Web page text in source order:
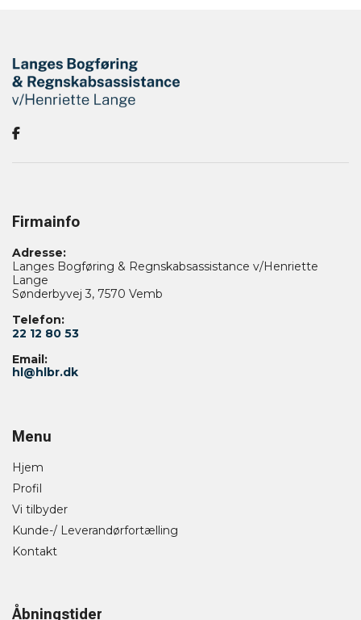
Firmainfo
Adresse:
Langes Bogføring & Regnskabsassistance v/Henriette
Lange
Sønderbyvej 3, 7570 Vemb
Telefon:
22 12 80 53
Email:
hl@hlbr.dk
Menu
Hjem
Profil
Vi tilbyder
Kunde-/ Leverandørfortælling
Kontakt
Åbningstider